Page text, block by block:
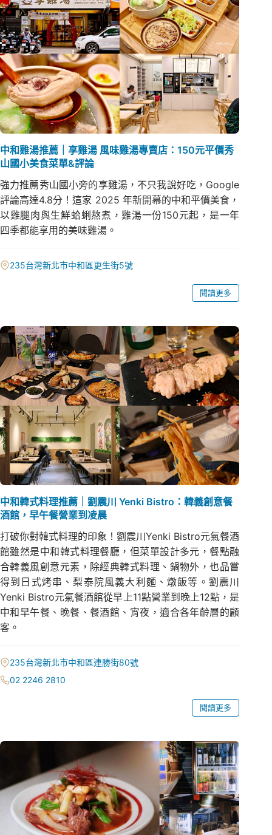
中和雞湯推薦｜享雞湯 風味雞湯專賣店：150元平價秀
山國小美食菜單&評論
強力推薦秀山國小旁的享雞湯，不只我說好吃，Google
評論高達4.8分！這家 2025 年新開幕的中和平價美食，
以雞腿肉與生鮮蛤蜊熬煮，雞湯一份150元起，是一年
四季都能享用的美味雞湯。
235台灣新北市中和區更生街5號
閱讀更多
中和韓式料理推薦｜劉震川 Yenki Bistro：韓義創意餐
酒館，早午餐營業到凌晨
打破你對韓式料理的印象！劉震川Yenki Bistro元氣餐酒
館雖然是中和韓式料理餐廳，但菜單設計多元，餐點融
合韓義風創意元素，除經典韓式料理、鍋物外，也品嘗
得到日式烤串、梨泰院風義大利麵、燉飯等。劉震川
Yenki Bistro元氣餐酒館從早上11點營業到晚上12點，是
中和早午餐、晚餐、餐酒館、宵夜，適合各年齡層的顧
客。
235台灣新北市中和區連勝街80號
02 2246 2810
閱讀更多